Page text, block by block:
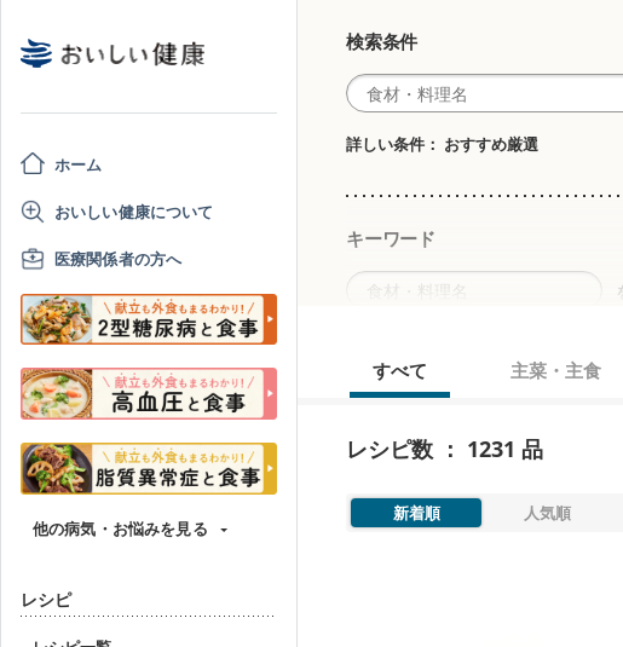
ホーム
おいしい健康について
医療関係者の方へ
他の病気・お悩みを見る
レシピ
検索条件
詳しい条件： おすすめ厳選
キーワード
食事のお悩みに合わせて絞り込む
ん。
塩分が気になる
すべて 主菜・主食
レシピ数 ： 1231 品
新着順 人気順